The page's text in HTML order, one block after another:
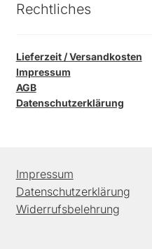
Rechtliches
Lieferzeit / Versandkosten
Impressum
AGB
Datenschutzerklärung
Impressum
Datenschutzerklärung
Widerrufsbelehrung